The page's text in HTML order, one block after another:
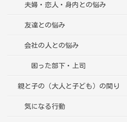
夫婦・恋人・身内との悩み
友達との悩み
会社の人との悩み
困った部下・上司
親と子の（大人と子ども）の関り
気になる行動